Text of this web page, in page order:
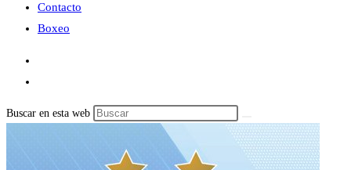
Contacto
Boxeo
Buscar en esta web